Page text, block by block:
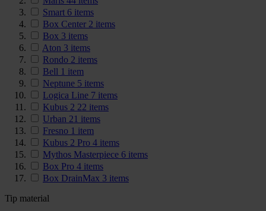
Smart 6 items
Box Center 2 items
Box 3 items
Aton 3 items
Rondo 2 items
Bell 1 item
Neptune 5 items
Logica Line 7 items
Kubus 2 22 items
Urban 21 items
Fresno 1 item
Kubus 2 Pro 4 items
Mythos Masterpiece 6 items
Box Pro 4 items
Box DrainMax 3 items
Tip material